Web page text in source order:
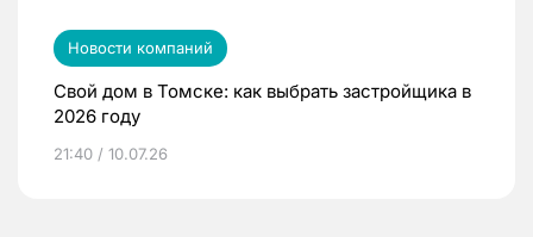
Новости компаний
Свой дом в Томске: как выбрать застройщика в
2026 году
21:40 / 10.07.26